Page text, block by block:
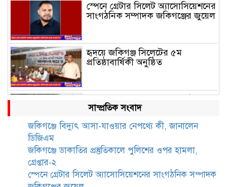
স্পেনে গ্রেটার সিলেট অ্যাসোসিয়েশনের
সাংগঠনিক সম্পাদক জকিগঞ্জের জুয়েল
হৃদয়ে জকিগঞ্জ সিলেটের ৫ম
প্রতিষ্ঠাবার্ষিকী অনুষ্ঠিত
জকিগঞ্জে সীমান্ত ভাঙন পরিদর্শনে ভূমি
রেকর্ড ও জরিপ অধিদপ্তরের
জকিগঞ্জে নারী ও শিশু নির্যাতন ও
বাল্যবিবাহ প্রতিরোধে আন্তঃকলেজ
সাম্প্রতিক সংবাদ
জকিগঞ্জে বিদ্যুৎ আসা-যাওয়ার নেপথ্যে কী, জানালেন
ডিজিএম
জকিগঞ্জে ডাকাতির প্রস্তুতিকালে পুলিশের ওপর হামলা,
গ্রেপ্তার-২
স্পেনে গ্রেটার সিলেট অ্যাসোসিয়েশনের সাংগঠনিক সম্পাদক